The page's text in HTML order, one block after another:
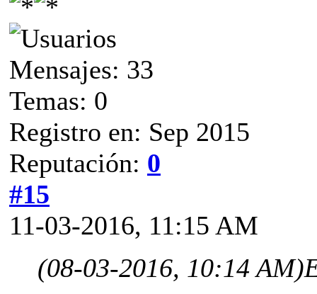
Mensajes: 33
Temas: 0
Registro en: Sep 2015
Reputación: 0
#15
11-03-2016, 11:15 AM
(08-03-2016, 10:14 AM)